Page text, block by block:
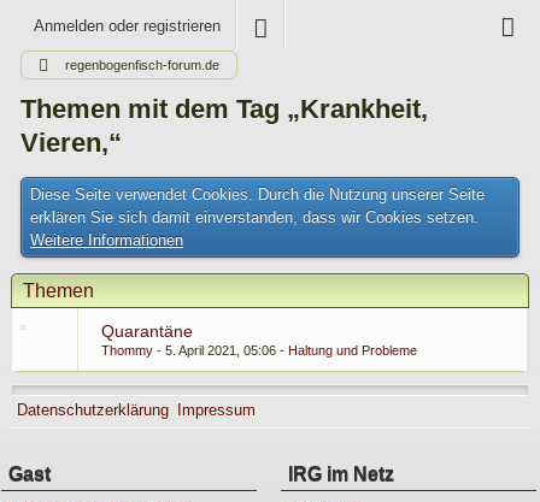
Anmelden oder registrieren
regenbogenfisch-forum.de
Themen mit dem Tag „Krankheit,
Vieren,“
Diese Seite verwendet Cookies. Durch die Nutzung unserer Seite
erklären Sie sich damit einverstanden, dass wir Cookies setzen.
Weitere Informationen
Themen
Quarantäne
Thommy 5. April 2021, 05:06 Haltung und Probleme
Datenschutzerklärung Impressum
Gast IRG im Netz